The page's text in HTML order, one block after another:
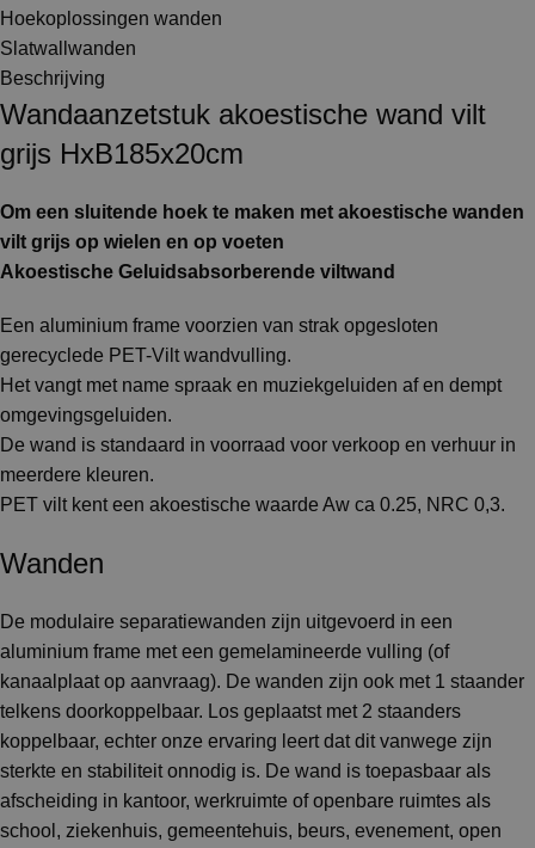
Hoekoplossingen wanden
Slatwallwanden
Beschrijving
Wandaanzetstuk akoestische wand vilt
grijs HxB185x20cm
Om een sluitende hoek te maken met akoestische wanden
vilt grijs op wielen en op voeten
Akoestische Geluidsabsorberende viltwand
Een aluminium frame voorzien van strak opgesloten
gerecyclede PET-Vilt wandvulling.
Het vangt met name spraak en muziekgeluiden af en dempt
omgevingsgeluiden.
De wand is standaard in voorraad voor verkoop en verhuur in
meerdere kleuren.
PET vilt kent een akoestische waarde Aw ca 0.25, NRC 0,3.
Wanden
De modulaire separatiewanden zijn uitgevoerd in een
aluminium frame met een gemelamineerde vulling (of
kanaalplaat op aanvraag). De wanden zijn ook met 1 staander
telkens doorkoppelbaar. Los geplaatst met 2 staanders
koppelbaar, echter onze ervaring leert dat dit vanwege zijn
sterkte en stabiliteit onnodig is. De wand is toepasbaar als
afscheiding in kantoor, werkruimte of openbare ruimtes als
school, ziekenhuis, gemeentehuis, beurs, evenement, open